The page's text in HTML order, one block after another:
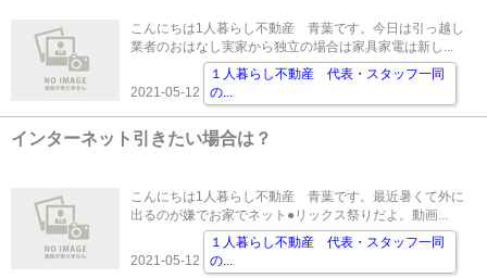
こんにちは1人暮らし不動産 青葉です。今日は引っ越し
業者のおはなし実家から独立の場合は家具家電は新し...
2021-05-12
１人暮らし不動産 代表・スタッフ一同
の...
インターネット引きたい場合は？
こんにちは1人暮らし不動産 青葉です。最近暑くて外に
出るのが嫌でお家でネット●リックス祭りだよ。動画...
2021-05-12
１人暮らし不動産 代表・スタッフ一同
の...